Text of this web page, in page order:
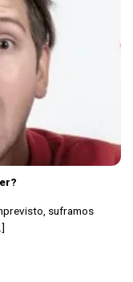
suframos